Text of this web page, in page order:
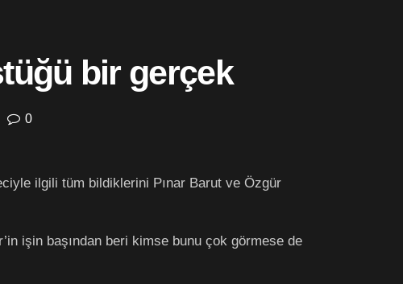
bir gerçek
0
ilgili tüm bildiklerini Pınar Barut ve Özgür
işin başından beri kimse bunu çok görmese de